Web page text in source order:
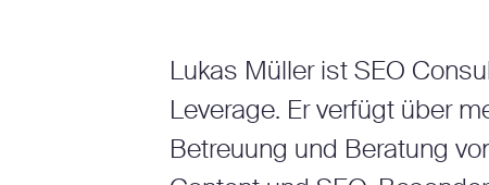
Lukas Müller ist SEO
Leverage. Er verfügt über
Betreuung und Beratung